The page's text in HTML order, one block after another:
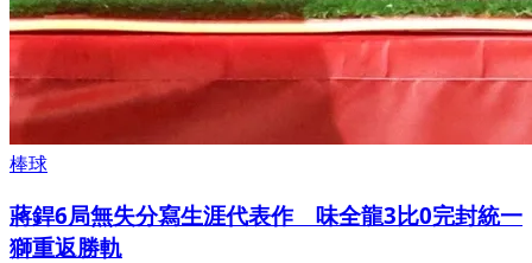
棒球
蔣銲6局無失分寫生涯代表作 味全龍3比0完封統一
獅重返勝軌